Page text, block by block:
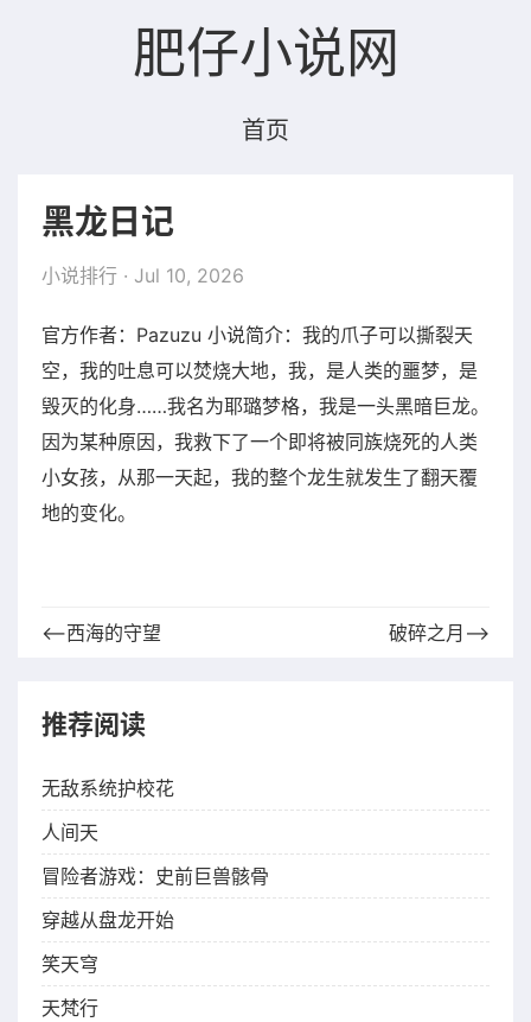
肥仔小说网
首页
黑龙日记
小说排行 · Jul 10, 2026
官方作者：Pazuzu 小说简介：我的爪子可以撕裂天
空，我的吐息可以焚烧大地，我，是人类的噩梦，是
毁灭的化身……我名为耶璐梦格，我是一头黑暗巨龙。
因为某种原因，我救下了一个即将被同族烧死的人类
小女孩，从那一天起，我的整个龙生就发生了翻天覆
地的变化。
⟵西海的守望 破碎之月⟶
推荐阅读
无敌系统护校花
人间天
冒险者游戏：史前巨兽骸骨
穿越从盘龙开始
笑天穹
天梵行